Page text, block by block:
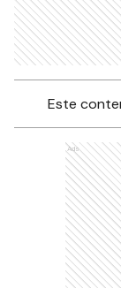
Este
Ads